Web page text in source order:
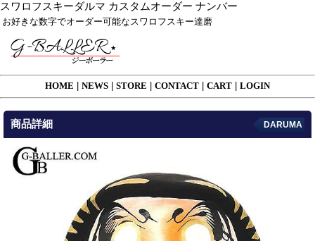
スワロフスキーダルマ カスタムオーダー ナンバー
お好きな数字でオーダー可能なスワロフスキー達磨
HOME NEWS STORE CONTACT CART LOGIN
商品詳細 DARUMA